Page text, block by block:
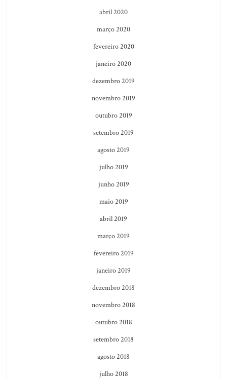
abril 2020
março 2020
fevereiro 2020
janeiro 2020
dezembro 2019
novembro 2019
outubro 2019
setembro 2019
agosto 2019
julho 2019
junho 2019
maio 2019
abril 2019
março 2019
fevereiro 2019
janeiro 2019
dezembro 2018
novembro 2018
outubro 2018
setembro 2018
agosto 2018
julho 2018